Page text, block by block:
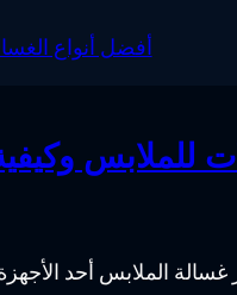
للملابس
غسالة الملابس أحد